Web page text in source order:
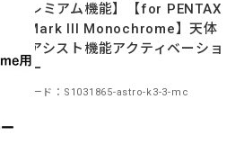
【プレミアム機能】【for PENTAX
K-3 Mark III Monochrome】天体
写真アシスト機能アクティベーショ
ンキー
商品コード：S1031865-astro-k3-3-mc